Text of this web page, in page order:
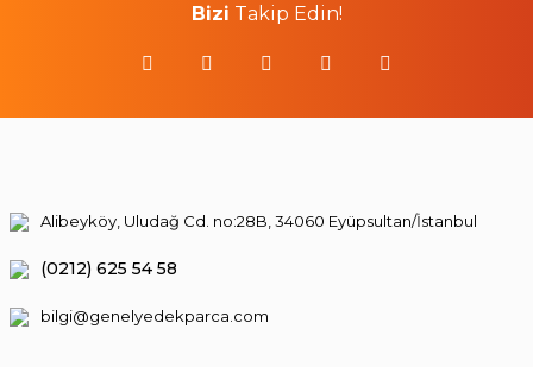
Bizi Takip Edin!
Alibeyköy, Uludağ Cd. no:28B, 34060 Eyüpsultan/İstanbul
(0212) 625 54 58
bilgi@genelyedekparca.com